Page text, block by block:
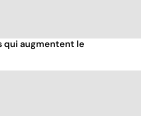
qui augmentent le